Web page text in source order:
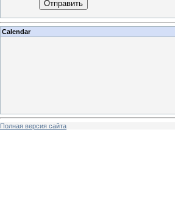
Отправить
Calendar
Полная версия сайта